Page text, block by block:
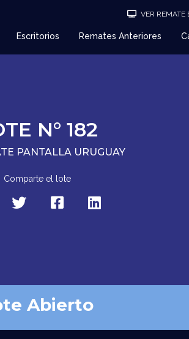
VER REMATE
Escritorios Remates Anteriores
N° 182
PANTALLA URUGUAY
Comparte el lote
Abierto